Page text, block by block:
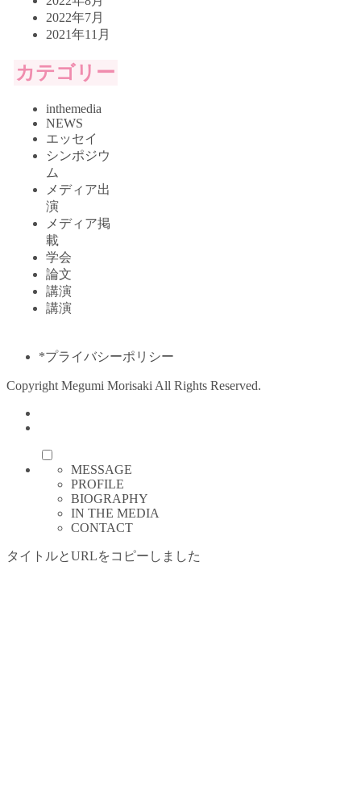
2022年7月
2021年11月
カテゴリー
inthemedia
NEWS
エッセイ
シンポジウ
ム
メディア出
演
メディア掲
載
学会
論文
講演
講演
*プライバシーポリシー
Copyright Megumi Morisaki All Rights Reserved.
MESSAGE
PROFILE
BIOGRAPHY
IN THE MEDIA
CONTACT
タイトルとURLをコピーしました